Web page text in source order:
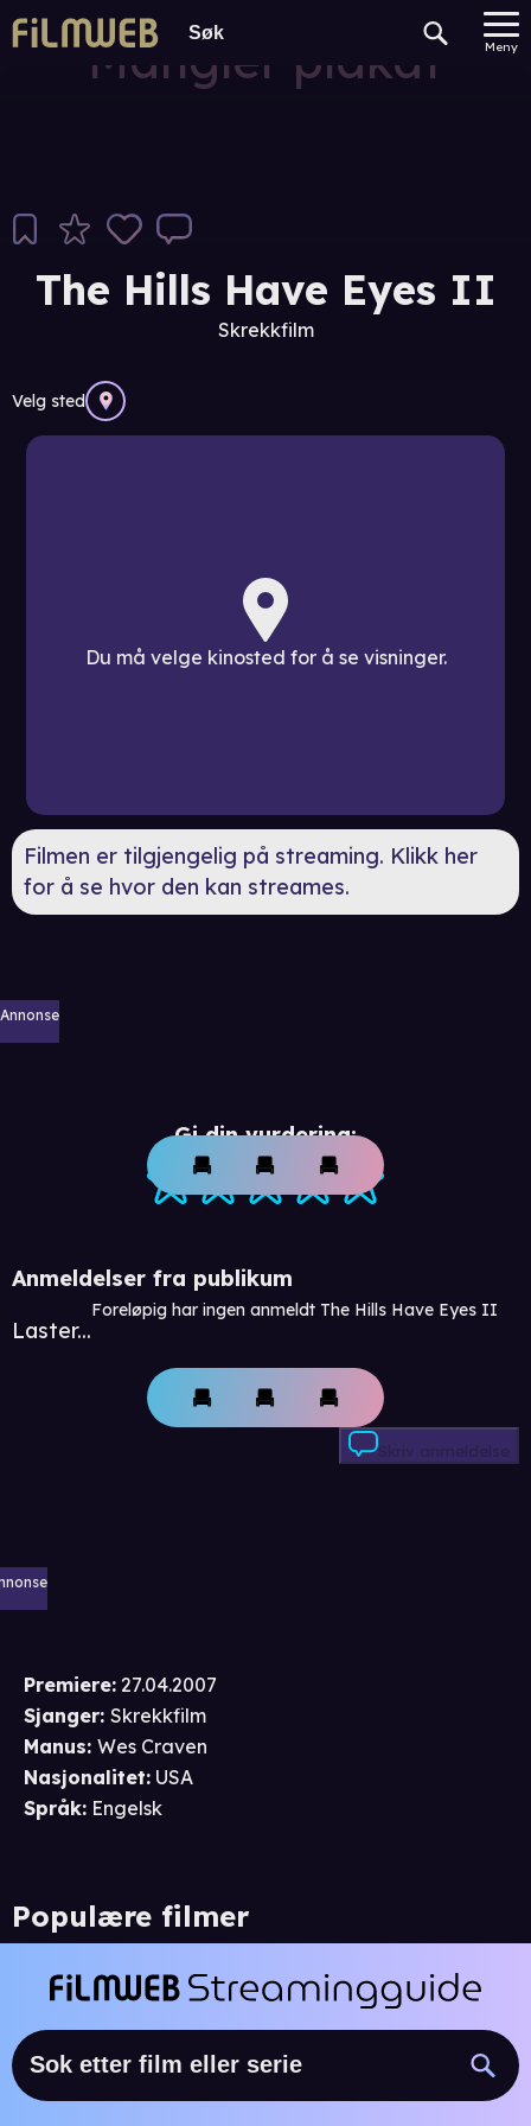
Meny
Mangler plakat
The Hills Have Eyes II
Skrekkfilm
Velg sted
Du må velge kinosted for å se visninger.
Filmen er tilgjengelig på streaming. Klikk her
for å se hvor den kan streames.
Annonse
Gi din vurdering:
Anmeldelser fra publikum
Laster...
Foreløpig har ingen anmeldt The Hills Have Eyes II
Skriv anmeldelse
Premiere: 27.04.2007
Sjanger: Skrekkfilm
Manus: Wes Craven
Nasjonalitet: USA
Språk: Engelsk
Populære filmer